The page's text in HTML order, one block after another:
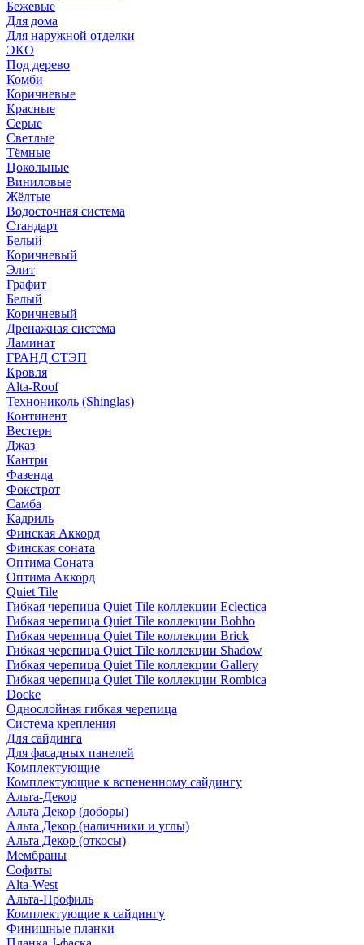
Бежевые
Для дома
Для наружной отделки
ЭКO
Под дерево
Комби
Коричневые
Красные
Серые
Светлые
Тёмные
Цокольные
Виниловые
Жёлтые
Водосточная система
Стандарт
Белый
Коричневый
Элит
Графит
Белый
Коричневый
Дренажная система
Ламинат
ГРАНД СТЭП
Кровля
Alta-Roof
Технониколь (Shinglas)
Континент
Вестерн
Джаз
Кантри
Фазенда
Фокстрот
Самба
Кадриль
Финская Аккорд
Финская соната
Оптима Соната
Оптима Аккорд
Quiet Tile
Гибкая черепица Quiet Tile коллекции Eclectica
Гибкая черепица Quiet Tile коллекции Bohho
Гибкая черепица Quiet Tile коллекции Brick
Гибкая черепица Quiet Tile коллекции Shadow
Гибкая черепица Quiet Tile коллекции Gallery
Гибкая черепица Quiet Tile коллекции Rombica
Docke
Однослойная гибкая черепица
Система крепления
Для сайдинга
Для фасадных панелей
Комплектующие
Комплектующие к вспененному сайдингу
Альта-Декор
Альта Декор (доборы)
Альта Декор (наличники и углы)
Альта Декор (откосы)
Мембраны
Софиты
Alta-West
Альта-Профиль
Комплектующие к сайдингу
Финишные планки